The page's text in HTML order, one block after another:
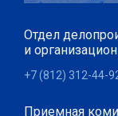
Отдел
и
+7 (812) 312-44-
Приемная